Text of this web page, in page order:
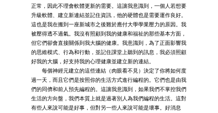
正常，因此不理會軟體更新的需要。這讓我意識到，一個人若想要
升級軟體、建立新連結並記住資訊，他的硬體也是需要運作良好。
這也是我在搬到一座新城市之後難於應付大學學業壓力的原因。我
被壓得透不過氣。我沒有照顧到我的健康和福祉的那些基本方面，
但它們卻會直接關係到我大腦的健康。我意識到，為了正面影響我
的思維模式、行為和行動，並記住課堂上聽到的訊息，我必須照顧
好我的大腦，好支持我的心理健康並建立新的連結。
每個神經元建立的這些連結（肉眼看不見）決定了你將如何度
過一天，而且它們是按照你的生活方式進行編程的。它們也是由我
們的同儕和前人預先編程的。這讓我意識到，如果我們不掌控我們
生活的方向盤，我們本質上就是過著別人為我們編程的生活。這對
有些人來說可能是好事，但對另一些人來說可能是壞事。好消息